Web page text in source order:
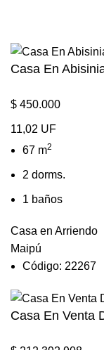
Casa En
$ 450.000
11,02 UF
67 m2
2 dorms.
1 baños
Casa en Arriendo
Maipú
Código: 22267
Casa En Venta